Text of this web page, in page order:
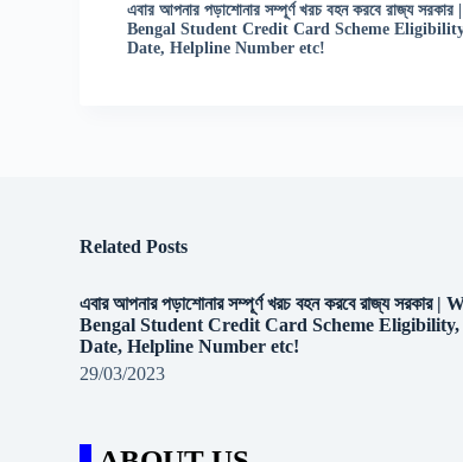
এবার আপনার পড়াশোনার সম্পূর্ণ খরচ বহন করবে রাজ্য
Bengal Student Credit Card Scheme
Date, Helpline Number etc!
Related Posts
এবার আপনার পড়াশোনার সম্পূর্ণ খরচ বহন করবে রাজ্য সরকার |
Bengal Student Credit Card Scheme
Date, Helpline Number etc!
29/03/2023